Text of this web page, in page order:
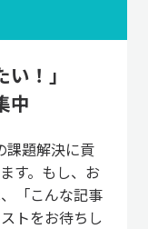
！」
中
課題解決に貢
す。もし、お
「こんな記事
トをお待ちし